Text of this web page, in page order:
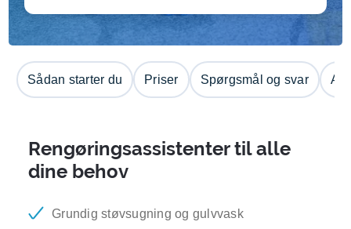
Sådan starter du Priser Spørgsmål og svar
Rengøringsassistenter til alle
dine behov
Grundig støvsugning og gulvvask